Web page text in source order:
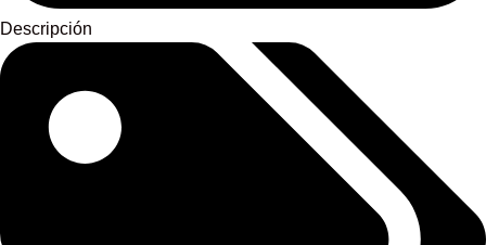
Descripción